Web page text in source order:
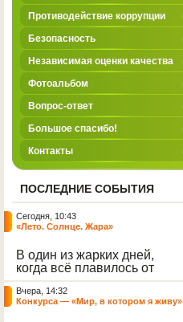
Противодействие коррупции
Безопасность
Независимая оценки качества
Фотоальбом
Вопрос-ответ
Большое спасибо!
Контакты
ПОСЛЕДНИЕ СОБЫТИЯ
Сегодня, 10:43
«Лето. Солнце. Жара»
В один из жарких дней,
когда всё плавилось от
зноя, территория нашего
центра наполнилась
смехом, музыкой и
Вчера, 14:32
Конкурса — «Мир, в котором я живу»